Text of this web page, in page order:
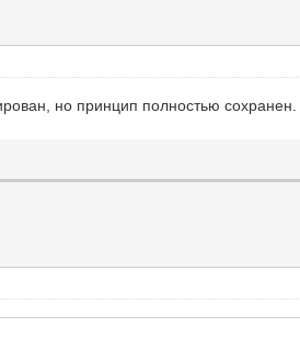
но принцип полностью сохранен.